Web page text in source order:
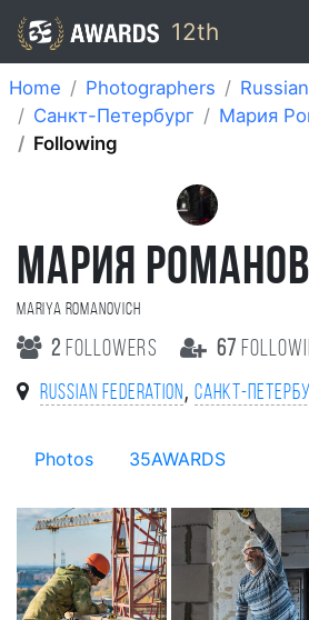
12th
Home Photographers
Санкт-Петербург
Мария
Following
МАРИЯ
Mariya Romanovich
2 followers 67
Russian Federation ,Санкт-
Photos 35AWARDS